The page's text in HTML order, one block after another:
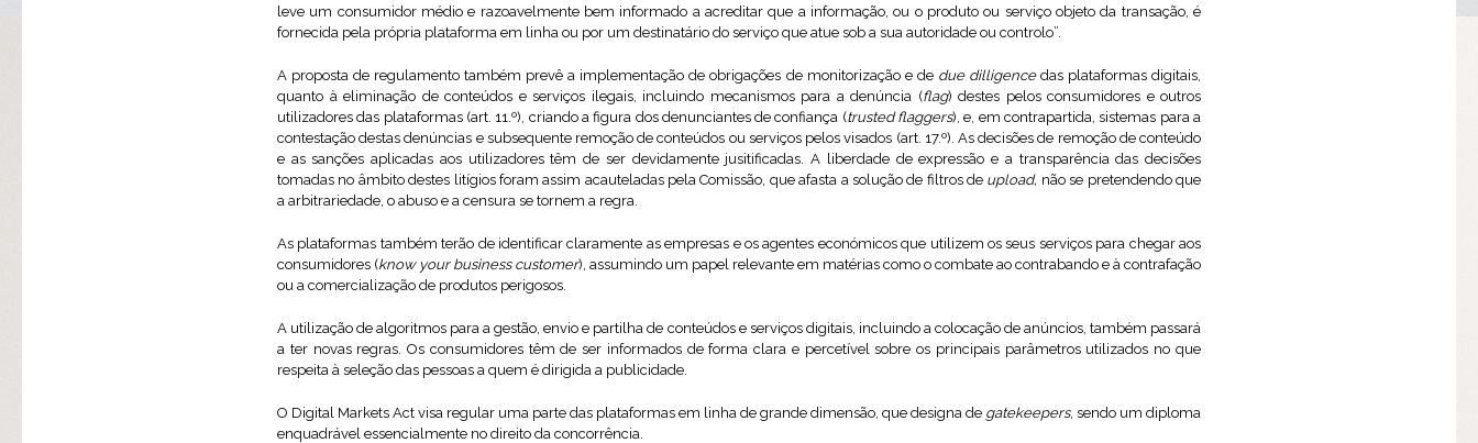
leve um consumidor médio e razoavelmente bem informado a acreditar que a informação, ou o produto ou serviço objeto da transação, é
fornecida pela própria plataforma em linha ou por um destinatário do serviço que atue sob a sua autoridade ou controlo”.
A proposta de regulamento também prevê a implementação de obrigações de monitorização e de due dilligencedas plataformas digitais,
quanto à eliminação de conteúdos e serviços ilegais, incluindo mecanismos para a denúncia (flag) destes pelos consumidores e outros
utilizadores das plataformas (art. 11.º), criando a figura dos denunciantes de confiança (trusted flaggers), e, em contrapartida, sistemas para a
contestação destas denúncias e subsequente remoção de conteúdos ou serviços pelos visados (art. 17.º). As decisões de remoção de conteúdo
e as sanções aplicadas aos utilizadores têm de ser devidamente jusitificadas. A liberdade de expressão e a transparência das decisões
tomadas no âmbito destes litígios foram assim acauteladas pela Comissão, que afasta a solução de filtros de upload, não se pretendendo que
a arbitrariedade, o abuso e a censura se tornem a regra.
As plataformas também terão de identificar claramente as empresas e os agentes económicos que utilizem os seus serviços para chegar aos
consumidores (know your business customer), assumindo um papel relevante em matérias como o combate ao contrabando e à contrafação
ou a comercialização de produtos perigosos.
A utilização de algoritmos para a gestão, envio e partilha de conteúdos e serviços digitais, incluindo a colocação de anúncios, também passará
a ter novas regras. Os consumidores têm de ser informados de forma clara e percetível sobre os principais parâmetros utilizados no que
respeita à seleção das pessoas a quem é dirigida a publicidade.
O Digital Markets Act visa regular uma parte das plataformas em linha de grande dimensão, que designa de gatekeepers, sendo um diploma
enquadrável essencialmente no direito da concorrência.